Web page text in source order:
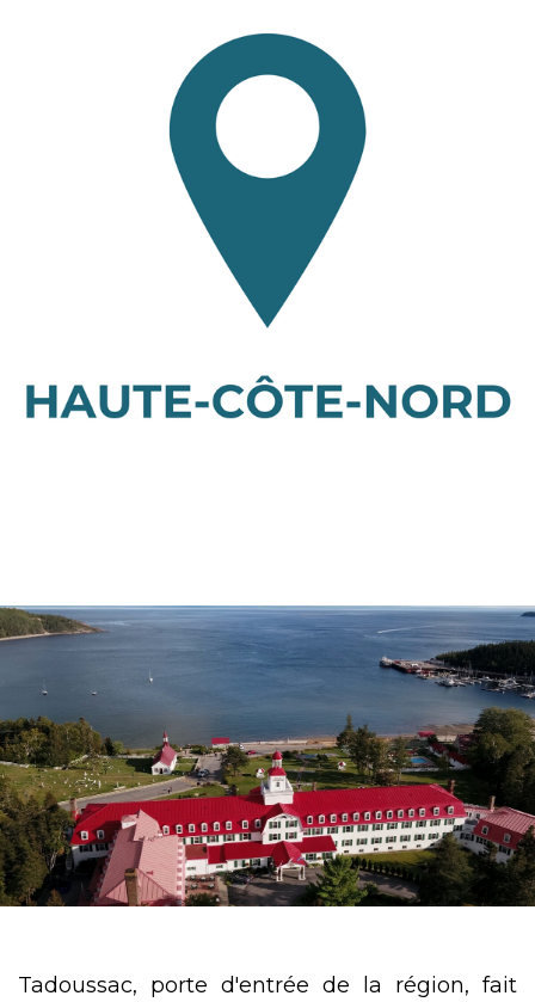
Tadoussac, porte d'entrée de la région, fait